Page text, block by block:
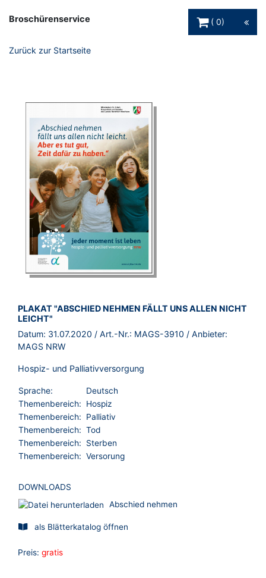
Broschürenservice
0
Zurück zur Startseite
BROSCHÜRE:
PLAKAT "ABSCHIED NEHMEN FÄLLT UNS ALLEN NICHT
LEICHT"
Datum: 31.07.2020 / Art.-Nr.: MAGS-3910 / Anbieter:
MAGS NRW
Hospiz- und Palliativversorgung
Sprache:
Deutsch
Themenbereich:
Hospiz
Themenbereich:
Palliativ
Themenbereich: Tod
Themenbereich:
Sterben
Themenbereich: Versorung
DOWNLOADS
Abschied nehmen
als Blätterkatalog öffnen
Preis: gratis